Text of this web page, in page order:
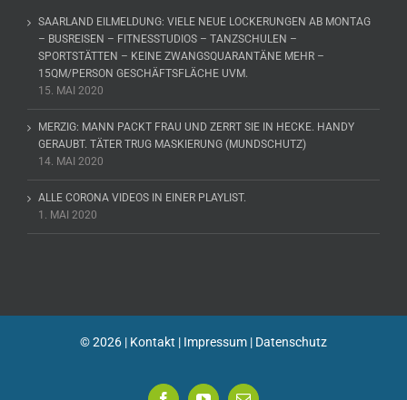
SAARLAND EILMELDUNG: VIELE NEUE LOCKERUNGEN AB MONTAG
– BUSREISEN – FITNESSTUDIOS – TANZSCHULEN –
SPORTSTÄTTEN – KEINE ZWANGSQUARANTÄNE MEHR –
15QM/PERSON GESCHÄFTSFLÄCHE UVM.
15. MAI 2020
MERZIG: MANN PACKT FRAU UND ZERRT SIE IN HECKE. HANDY
GERAUBT. TÄTER TRUG MASKIERUNG (MUNDSCHUTZ)
14. MAI 2020
ALLE CORONA VIDEOS IN EINER PLAYLIST.
1. MAI 2020
©2026 | Kontakt | Impressum | Datenschutz